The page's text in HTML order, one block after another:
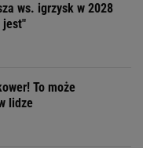
ws. igrzysk w 2028
jest"
To może
lidze